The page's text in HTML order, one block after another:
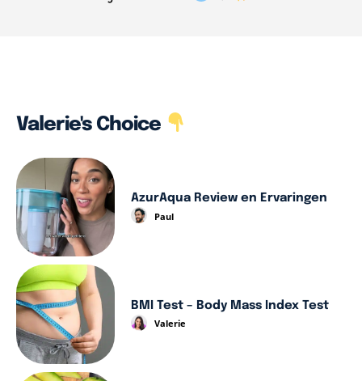
Valerie's Choice
AzurAqua Review en Ervaringen
Paul
BMI Test – Body Mass Index Test
Valerie